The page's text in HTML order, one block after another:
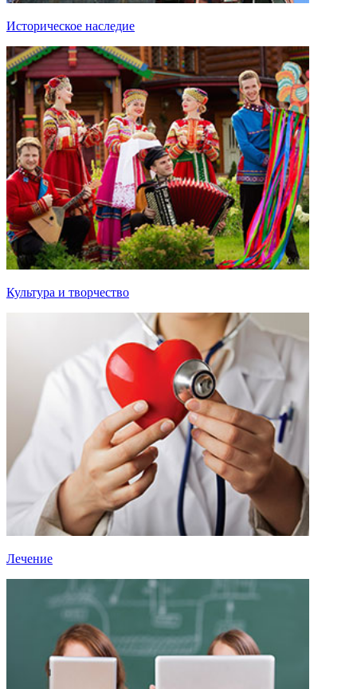
Историческое наследие
Культура и творчество
Лечение